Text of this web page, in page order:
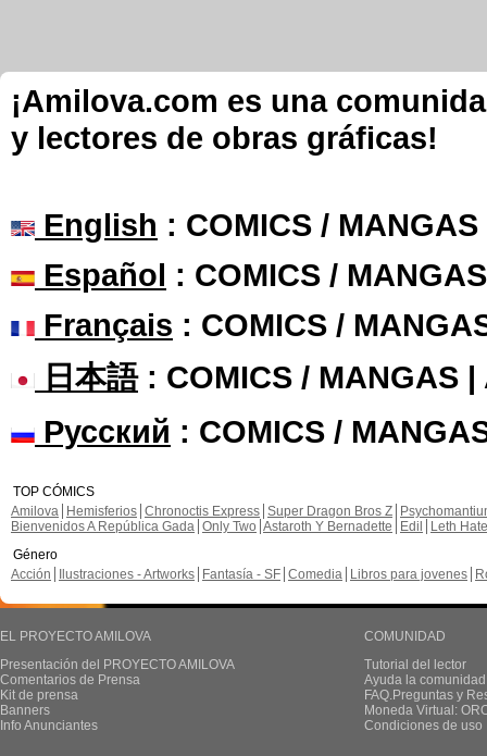
¡Amilova.com es una
y lectores de obras gráficas!
English : COMICS /
Español : COMICS /
Français : COMICS /
日本語: COMICS / MANGAS |
Русский : COMICS /
TOP CÓMICS
Amilova
Hemisferios Chronoctis Express Super Dragon Bros Z
Bienvenidos A República Gada Only Two Astaroth Y Bernadette Edil
Leth Hate
Género
Acción
Ilustraciones - Artworks Fantasía - SF Comedia Libros para jovenes
EL PROYECTO AMILOVA
Presentación del PROYECTO AMILOVA
Comentarios de Prensa
Kit de prensa
Banners
Info Anunciantes
COMUNIDAD
Tutorial del lector
Ayuda la
FAQ.Preguntas y
Moneda Virtual:
Condiciones de uso